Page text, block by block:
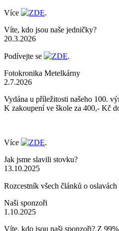
Více ZDE.
Víte, kdo jsou naše jedničky?
20.3.2026
Podívejte se ZDE.
Fotokronika Metelkárny
2.7.2026
Vydána u příležitosti našeho 100.
K zakoupení ve škole za 400,- Kč
Více ZDE.
Jak jsme slavili stovku?
13.10.2025
Rozcestník všech článků o oslavách
Naši sponzoři
1.10.2025
Víte, kdo jsou naši sponzoři? Z